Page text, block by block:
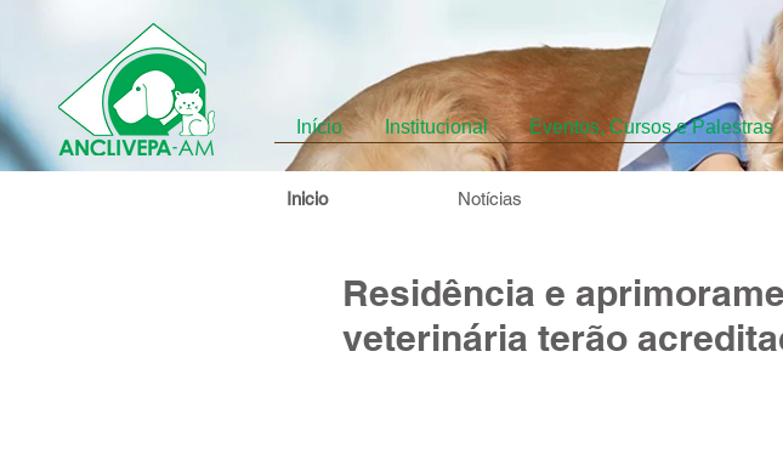
Início Institucional Eventos, Cursos e Palestras
Inicio Notícias
Residência e
veterinária terão